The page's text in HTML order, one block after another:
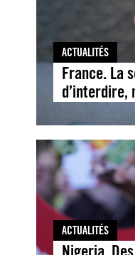
ACTUALITÉS
France. La
d’interdire,
ACTUALITÉS